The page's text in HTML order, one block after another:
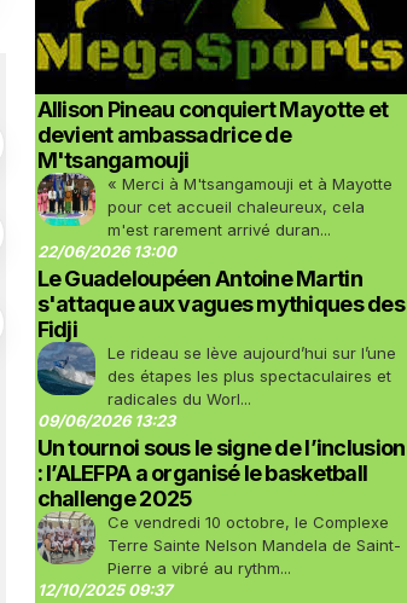
Allison Pineau conquiert Mayotte et
devient ambassadrice de
M'tsangamouji
« Merci à M'tsangamouji et à Mayotte
pour cet accueil chaleureux, cela
m'est rarement arrivé duran...
22/06/2026 13:00
Le Guadeloupéen Antoine Martin
s'attaque aux vagues mythiques des
Fidji
Le rideau se lève aujourd’hui sur l’une
des étapes les plus spectaculaires et
radicales du Worl...
09/06/2026 13:23
Un tournoi sous le signe de l’inclusion
: l’ALEFPA a organisé le basketball
challenge 2025
Ce vendredi 10 octobre, le Complexe
Terre Sainte Nelson Mandela de Saint-
Pierre a vibré au rythm...
12/10/2025 09:37